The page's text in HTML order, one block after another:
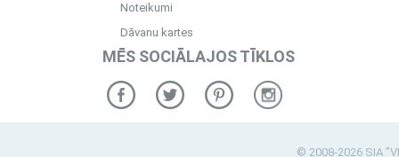
Noteikumi
Dāvanu kartes
MĒS SOCIĀLAJOS TĪKLOS
© 2008-2026 SIA